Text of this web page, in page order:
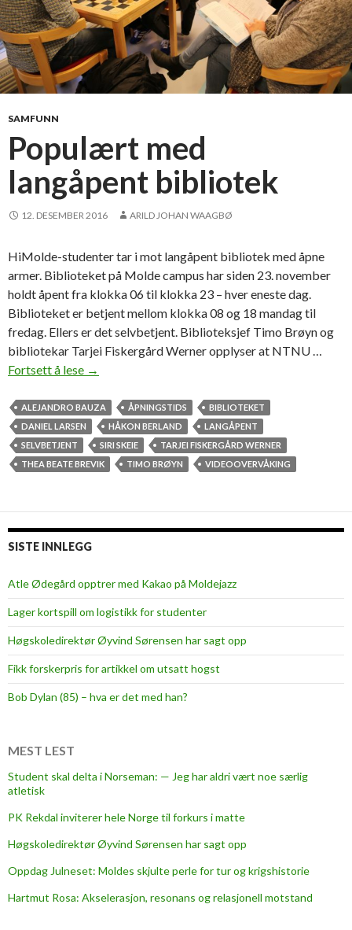
SAMFUNN
Populært med
langåpent bibliotek
12. DESEMBER 2016 ARILD JOHAN WAAGBØ
HiMolde-studenter tar i mot langåpent bibliotek med åpne
armer. Biblioteket på Molde campus har siden 23. november
holdt åpent fra klokka 06 til klokka 23 – hver eneste dag.
Biblioteket er betjent mellom klokka 08 og 18 mandag til
fredag. Ellers er det selvbetjent. Biblioteksjef Timo Brøyn og
bibliotekar Tarjei Fiskergård Werner opplyser at NTNU …
Fortsett å lese P
p
l
æ
e
a
n
å
p
e
b
i
o
e
k
→
ALEJANDRO BAUZA ÅPNINGSTIDS
BIBLIOTEKET
DANIEL LARSEN
HÅKON BERLAND
LANGÅPENT
SELVBETJENT
SIRI SKEIE
TARJEI FISKERGÅRD WERNER
THEA BEATE BREVIK
TIMO BRØYN VIDEOOVERVÅKING
SISTE INNLEGG
Atle Ødegård opptrer med Kakao på Moldejazz
Lager kortspill om logistikk for studenter
Høgskoledirektør Øyvind Sørensen har sagt opp
Fikk forskerpris for artikkel om utsatt hogst
Bob Dylan (85) – hva er det med han?
MEST LEST
Student skal delta i Norseman: — Jeg har aldri vært noe særlig
atletisk
PK Rekdal inviterer hele Norge til forkurs i matte
Høgskoledirektør Øyvind Sørensen har sagt opp
Oppdag Julneset: Moldes skjulte perle for tur og krigshistorie
Hartmut Rosa: Akselerasjon, resonans og relasjonell motstand